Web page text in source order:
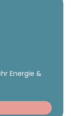
Energie &